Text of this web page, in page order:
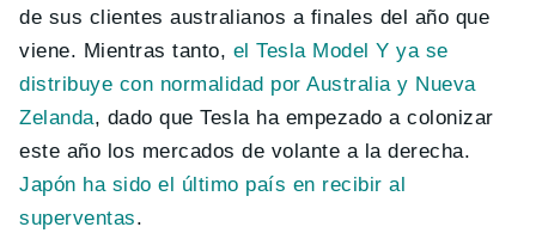
de sus clientes australianos a finales del año que
viene. Mientras tanto, el Tesla Model Y ya se
distribuye con normalidad por Australia y Nueva
Zelanda, dado que Tesla ha empezado a colonizar
este año los mercados de volante a la derecha.
Japón ha sido el último país en recibir al
superventas.